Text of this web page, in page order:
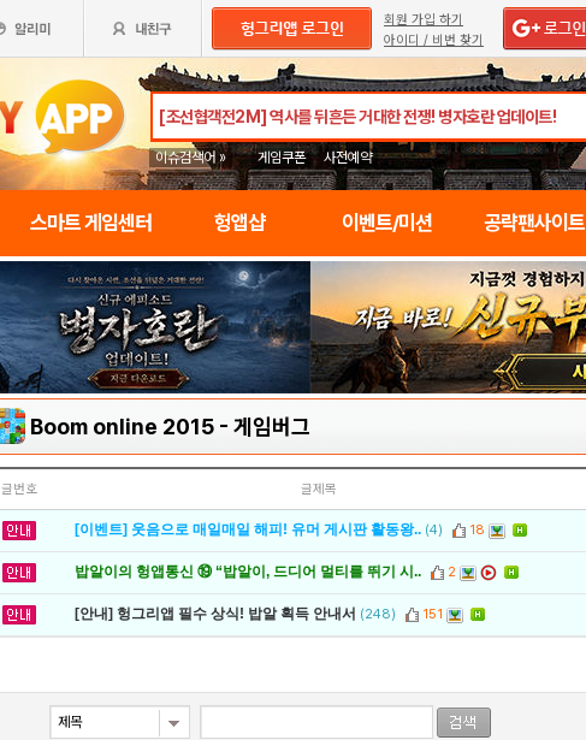
회원 가입 하기
아이디 / 비번 찾기
이슈검색어 » 게임쿠폰 사전예약
스마트 게임센터 헝앱샵 이벤트/미션 공략팬사이트
Boom online 2015 - 게임버그
글번호 글제목
[이벤트] 웃음으로 매일매일 해피! 유머 게시판 활동왕.. (4) 18
밥알이의 헝앱통신 ⑲ “밥알이, 드디어 멀티를 뛰기 시.. 2
[안내] 헝그리앱 필수 상식! 밥알 획득 안내서 (248) 151